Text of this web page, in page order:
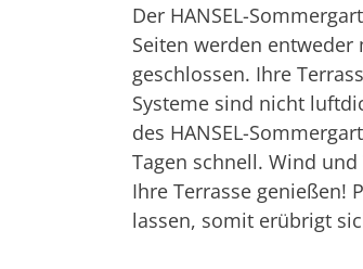
Der HANSEL-
Seiten werden
geschlossen. Ihre
Systeme sind nicht
des HANSEL-
Tagen schnell. Wind
Ihre Terrasse genießen!
lassen, somit erübrigt